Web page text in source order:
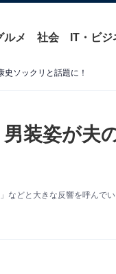
ルメ 社会 IT・ビジ
史ソックリと話題に！
装姿が夫
どと大きな反響を呼んでい